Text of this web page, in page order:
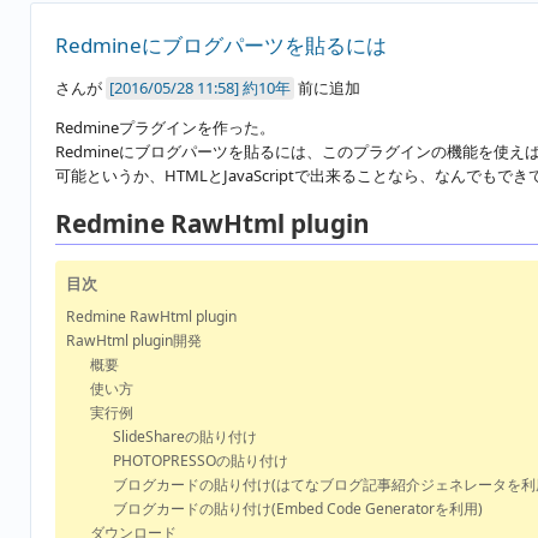
Redmineにブログパーツを貼るには
さんが 約10年 前に追加
Redmineプラグインを作った。
Redmineにブログパーツを貼るには、このプラグインの機能を使えば
可能というか、HTMLとJavaScriptで出来ることなら、なんでもでき
Redmine RawHtml plugin
目次
Redmine RawHtml plugin
RawHtml plugin開発
概要
使い方
実行例
SlideShareの貼り付け
PHOTOPRESSOの貼り付け
ブログカードの貼り付け(はてなブログ記事紹介ジェネレータを利
ブログカードの貼り付け(Embed Code Generatorを利用)
ダウンロード